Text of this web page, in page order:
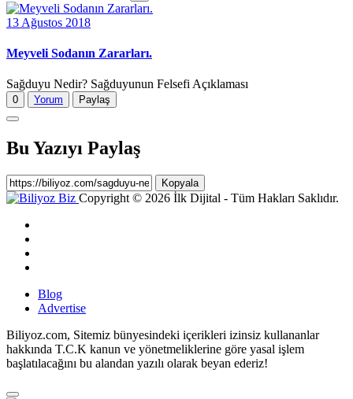
13 Ağustos 2018
Meyveli Sodanın Zararları.
Sağduyu Nedir? Sağduyunun Felsefi Açıklaması
0 Yorum Paylaş
Bu Yazıyı Paylaş
Kopyala
Copyright © 2026 İlk Dijital - Tüm Hakları Saklıdır.
Blog
Advertise
Biliyoz.com, Sitemiz bünyesindeki içerikleri izinsiz kullananlar
hakkında T.C.K kanun ve yönetmeliklerine göre yasal işlem
başlatılacağını bu alandan yazılı olarak beyan ederiz!